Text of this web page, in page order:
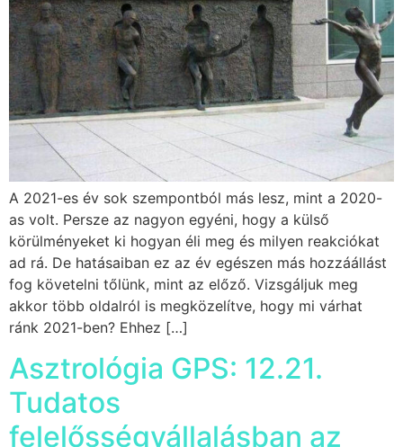
A 2021-es év sok szempontból más lesz, mint a 2020-
as volt. Persze az nagyon egyéni, hogy a külső
körülményeket ki hogyan éli meg és milyen reakciókat
ad rá. De hatásaiban ez az év egészen más hozzáállást
fog követelni tőlünk, mint az előző. Vizsgáljuk meg
akkor több oldalról is megközelítve, hogy mi várhat
ránk 2021-ben? Ehhez […]
Asztrológia GPS: 12.21.
Tudatos
felelősségvállalásban az